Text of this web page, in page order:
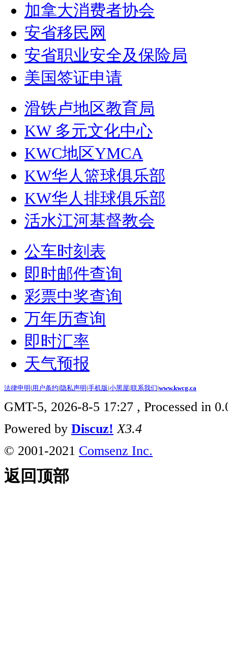
加拿大消费者协会
安省移民网
安省职业安全及保险局
美国签证申请
滑铁卢地区教育局
KW 多元文化中心
KWC地区YMCA
KW华人篮球俱乐部
KW华人排球俱乐部
活水江河基督教会
公车时刻表
即时邮件查询
彩票中奖查询
万年历查询
即时汇率
天气预报
法律申明 |用户条约|隐私声明 |手机版|小黑屋|联系我们|www.kwcg.ca
GMT-5, 2026-8-5 17:27 , Processed in
Powered by Discuz! X3.4
© 2001-2021 Comsenz Inc.
返回顶部